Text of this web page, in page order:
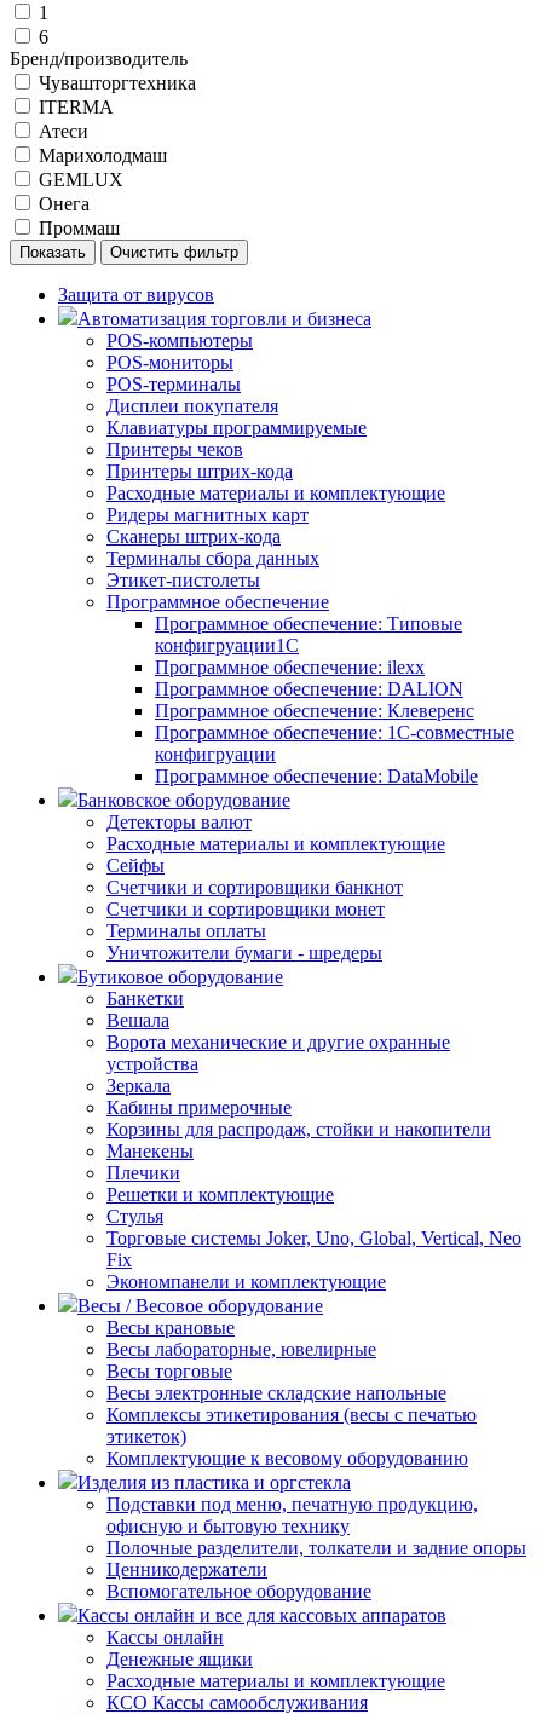
1
6
Бренд/производитель
Чувашторгтехника
ITERMA
Атеси
Марихолодмаш
GEMLUX
Онега
Проммаш
Защита от вирусов
Автоматизация торговли и бизнеса
POS-компьютеры
POS-мониторы
POS-терминалы
Дисплеи покупателя
Клавиатуры программируемые
Принтеры чеков
Принтеры штрих-кода
Расходные материалы и комплектующие
Ридеры магнитных карт
Сканеры штрих-кода
Терминалы сбора данных
Этикет-пистолеты
Программное обеспечение
Программное обеспечение: Типовые
конфигруации1С
Программное обеспечение: ilexx
Программное обеспечение: DALION
Программное обеспечение: Клеверенс
Программное обеспечение: 1С-совместные
конфигруации
Программное обеспечение: DataMobile
Банковское оборудование
Детекторы валют
Расходные материалы и комплектующие
Сейфы
Счетчики и сортировщики банкнот
Счетчики и сортировщики монет
Терминалы оплаты
Уничтожители бумаги - шредеры
Бутиковое оборудование
Банкетки
Вешала
Ворота механические и другие охранные
устройства
Зеркала
Кабины примерочные
Корзины для распродаж, стойки и накопители
Манекены
Плечики
Решетки и комплектующие
Стулья
Торговые системы Joker, Uno, Global, Vertical, Neo
Fix
Экономпанели и комплектующие
Весы / Весовое оборудование
Весы крановые
Весы лабораторные, ювелирные
Весы торговые
Весы электронные складские напольные
Комплексы этикетирования (весы с печатью
этикеток)
Комплектующие к весовому оборудованию
Изделия из пластика и оргстекла
Подставки под меню, печатную продукцию,
офисную и бытовую технику
Полочные разделители, толкатели и задние опоры
Ценникодержатели
Вспомогательное оборудование
Кассы онлайн и все для кассовых аппаратов
Кассы онлайн
Денежные ящики
Расходные материалы и комплектующие
КСО Кассы самообслуживания